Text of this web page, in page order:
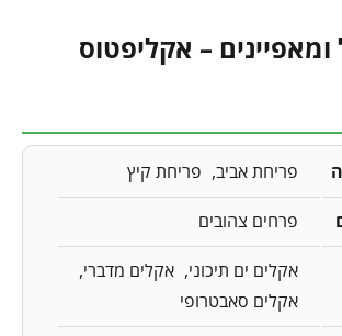
ומאפיינים – אקליפטוס
פריחת אביב פריחת קיץ
פרחים צהובים
אקלים ים תיכוני
אקלים מדברי
אקלים סאבטרופי